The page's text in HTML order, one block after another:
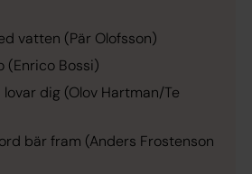
vatten (Pär Olofsson)
(Enrico Bossi)
lovar dig (Olov Hartman/Te
bär fram (Anders Frostenson